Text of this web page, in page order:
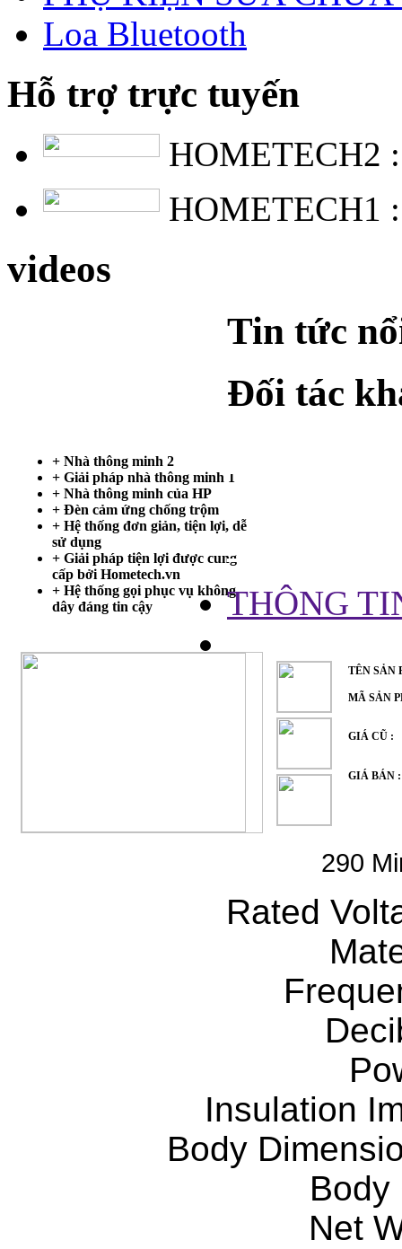
Loa Bluetooth
Hỗ trợ trực tuyến
HOMETECH2
HOMETECH1
videos
+ Nhà thông minh 2
+ Giải pháp nhà thông minh 1
+ Nhà thông minh của HP
+ Đèn cảm ứng chống trộm
+ Hệ thống đơn giản, tiện lợi, dễ
sử dụng
+ Giải pháp tiện lợi được cung
cấp bởi Hometech.vn
+ Hệ thống gọi phục vụ không
dây đáng tin cậy
Tin tức
Đối tác
CHỐNG
TÊN SẢN
MÃ SẢN
GIÁ CŨ :
GIÁ BÁN
THÔNG
290
Rated
Insulation
Body
Body
Net